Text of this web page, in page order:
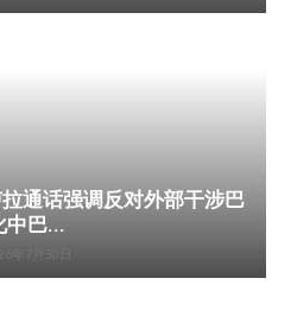
通话强调反对外部干涉巴
中巴...
年7月30日